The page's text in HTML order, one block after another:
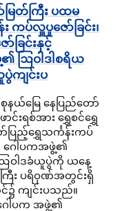
မြတ်ကြီး ပထမ
ကပ်လှူပူဇော်ခြင်း၊
ခြင်းနှင့်
၏ ဩဝါဒါစရိယ
ကျင်းပ
နယ်မြေ နေပြည်တော်
င်းရစ်အား ရွှေစင်ရွှေ
ာ်ပြည့်ရွှေသင်္ကန်းကပ်
ဂေါပကအဖွဲ့၏
ဩဝါဒခံယူပွဲကို ယနေ့
ြီး ပရိဝုဏ်အတွင်းရှိ
၌ ကျင်းပသည်။
ေါပက အဖွဲ့၏